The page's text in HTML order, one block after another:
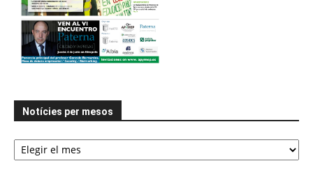
Notícies per mesos
Notícies
per